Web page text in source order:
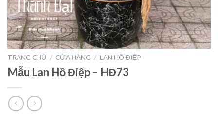
TRANG CHỦ / CỬA HÀNG / LAN HỒ ĐIỆP
Mẫu Lan Hồ Điệp – HĐ73